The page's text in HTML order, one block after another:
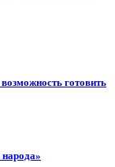
готовить